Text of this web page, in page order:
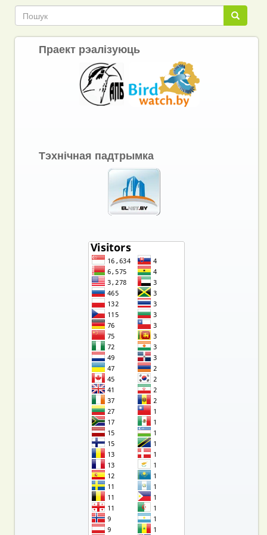
Пошук
Пошук
Праект рэалізуюць
Тэхнічная падтрымка